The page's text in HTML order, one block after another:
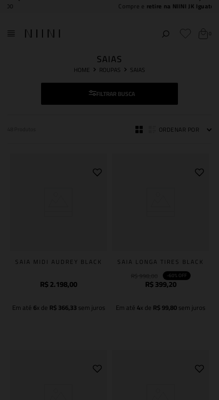
retire na NIINI JK Iguatemi
0
SAIAS
ROUPAS SAIAS
FILTRAR
ORDENAR POR
SAIA MIDI AUDREY BLACK
R$2.198,00
Em até 6x de R$366,33 sem juros
SAIA LONGA TIRES BLACK
-60% OFF
R$399,20
Em até 4x de R$99,80sem juros